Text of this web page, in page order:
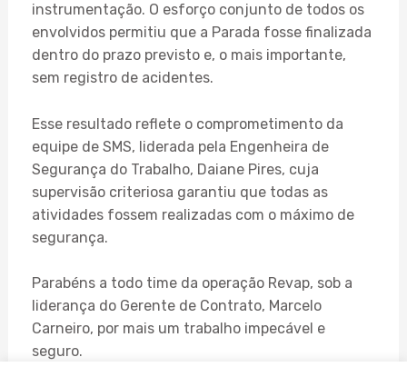
instrumentação. O esforço conjunto de todos os
envolvidos permitiu que a Parada fosse finalizada
dentro do prazo previsto e, o mais importante,
sem registro de acidentes.
Esse resultado reflete o comprometimento da
equipe de SMS, liderada pela Engenheira de
Segurança do Trabalho, Daiane Pires, cuja
supervisão criteriosa garantiu que todas as
atividades fossem realizadas com o máximo de
segurança.
Parabéns a todo time da operação Revap, sob a
liderança do Gerente de Contrato, Marcelo
Carneiro, por mais um trabalho impecável e
seguro.